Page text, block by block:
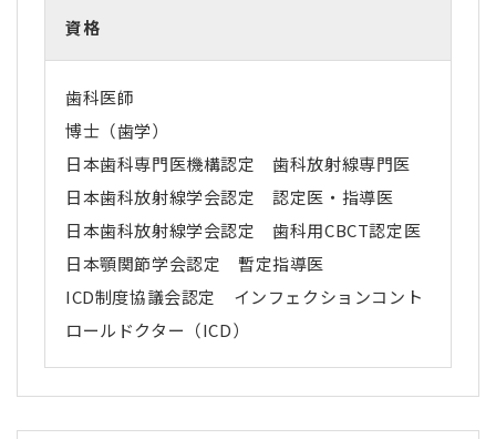
資格
歯科医師
博士（歯学）
日本歯科専門医機構認定 歯科放射線専門医
日本歯科放射線学会認定 認定医・指導医
日本歯科放射線学会認定 歯科用CBCT認定医
日本顎関節学会認定 暫定指導医
ICD制度協議会認定 インフェクションコント
ロールドクター（ICD）